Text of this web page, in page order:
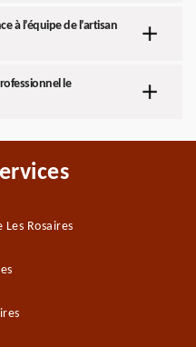
à l’équipe de l’artisan
le
Rosaires